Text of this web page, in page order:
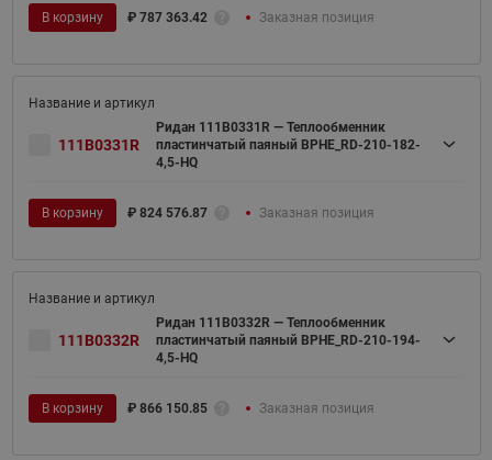
В корзину ₽ 787 363.42 Заказная позиция
111B0331R
Ридан 111B0331R — Теплообменник
пластинчатый паяный BPHE_RD-210-182-
4,5-HQ
В корзину ₽ 824 576.87 Заказная позиция
111B0332R
Ридан 111B0332R — Теплообменник
пластинчатый паяный BPHE_RD-210-194-
4,5-HQ
В корзину ₽ 866 150.85 Заказная позиция